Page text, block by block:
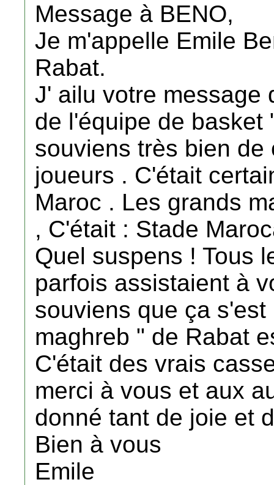
Message à BENO,
Je m'appelle Emile
Rabat.
J' ailu votre message
de l'équipe de basket
souviens très bien
joueurs . C'était
Maroc . Les grands
, C'était : Stade
Quel suspens ! Tous
parfois assistaient à
souviens que ça
maghreb " de Rabat
C'était des vrais
merci à vous et aux
donné tant de joie et
Bien à vous
Emile